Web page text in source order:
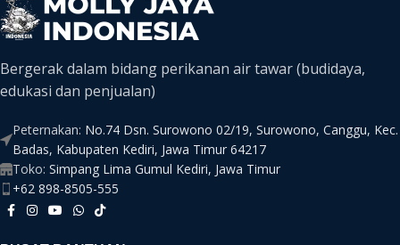
Bergerak dalam bidang perikanan air tawar (budidaya,
edukasi dan penjualan)
Peternakan: No.74 Dsn. Surowono 02/19, Surowono, Canggu, Kec.
Badas, Kabupaten Kediri, Jawa Timur 64217
Toko: Simpang Lima Gumul Kediri, Jawa Timur
+62 898-8505-555